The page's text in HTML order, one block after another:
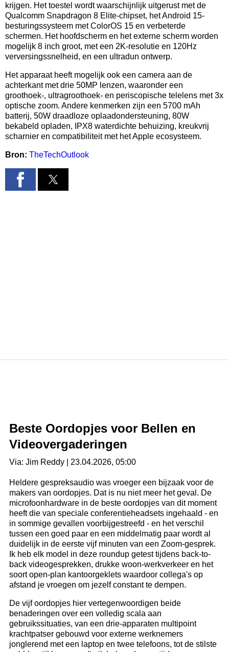
krijgen. Het toestel wordt waarschijnlijk uitgerust met de
Qualcomm Snapdragon 8 Elite-chipset, het Android 15-
besturingssysteem met ColorOS 15 en verbeterde
schermen. Het hoofdscherm en het externe scherm worden
mogelijk 8 inch groot, met een 2K-resolutie en 120Hz
verversingssnelheid, en een ultradun ontwerp.
Het apparaat heeft mogelijk ook een camera aan de
achterkant met drie 50MP lenzen, waaronder een
groothoek-, ultragroothoek- en periscopische telelens met 3x
optische zoom. Andere kenmerken zijn een 5700 mAh
batterij, 50W draadloze oplaadondersteuning, 80W
bekabeld opladen, IPX8 waterdichte behuizing, kreukvrij
scharnier en compatibiliteit met het Apple ecosysteem.
Bron: TheTechOutlook